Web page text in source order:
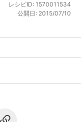
レシピID: 1570011534
公開日: 2015/07/10